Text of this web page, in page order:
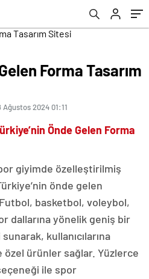
Forma Tasarım
Ağustos 2024 01:11
Önde Gelen Forma
giyimde özelleştirilmiş
önde gelen
basketbol, voleybol,
dallarına yönelik geniş bir
kullanıcılarına
ürünler sağlar. Yüzlerce
ile spor